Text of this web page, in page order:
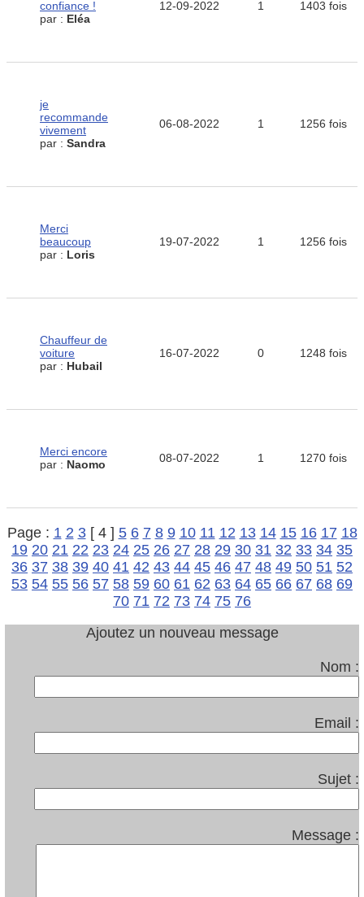
confiance !
par : Eléa
12-09-2022 1 1403 fois
je
recommande
vivement
par : Sandra
06-08-2022 1 1256 fois
Merci
beaucoup
par : Loris
19-07-2022 1 1256 fois
Chauffeur de
voiture
par : Hubail
16-07-2022 0 1248 fois
Merci encore
par : Naomo 08-07-2022 1 1270 fois
Page : 1 2 3[ 4 ] 5 6 7 8 9 10 11 12 13 14 15 16 17 18
19 20 21 22 23 24 25 26 27 28 29 30 31 32 33 34 35
36 37 38 39 40 41 42 43 44 45 46 47 48 49 50 51 52
53 54 55 56 57 58 59 60 61 62 63 64 65 66 67 68 69
70 71 72 73 74 75 76
Ajoutez un nouveau message
Nom :
Email :
Sujet :
Message :